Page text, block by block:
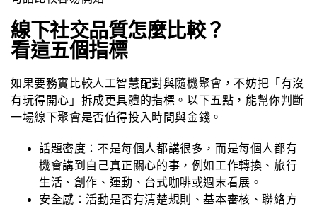
線下社交品質怎麼比較？
看這五個指標
如果要務實比較人工智慧配對與隨機聚會，不妨把「有沒
有玩得開心」拆成更具體的指標。以下五點，能幫你判斷
一場線下聚會是否值得投入時間與金錢。
話題密度： 不是每個人都講很多，而是每個人都有
機會講到自己真正關心的事，例如工作轉換、旅行
生活、創作、運動、台式咖啡或週末看展。
安全感：活動是否有清楚規則、基本審核、聯絡方